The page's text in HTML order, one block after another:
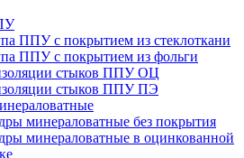
ППУ с покрытием из стеклоткани
ППУ с покрытием из фольги
стыков ППУ ОЦ
стыков ППУ ПЭ
минераловатные без покрытия
минераловатные в оцинкованной